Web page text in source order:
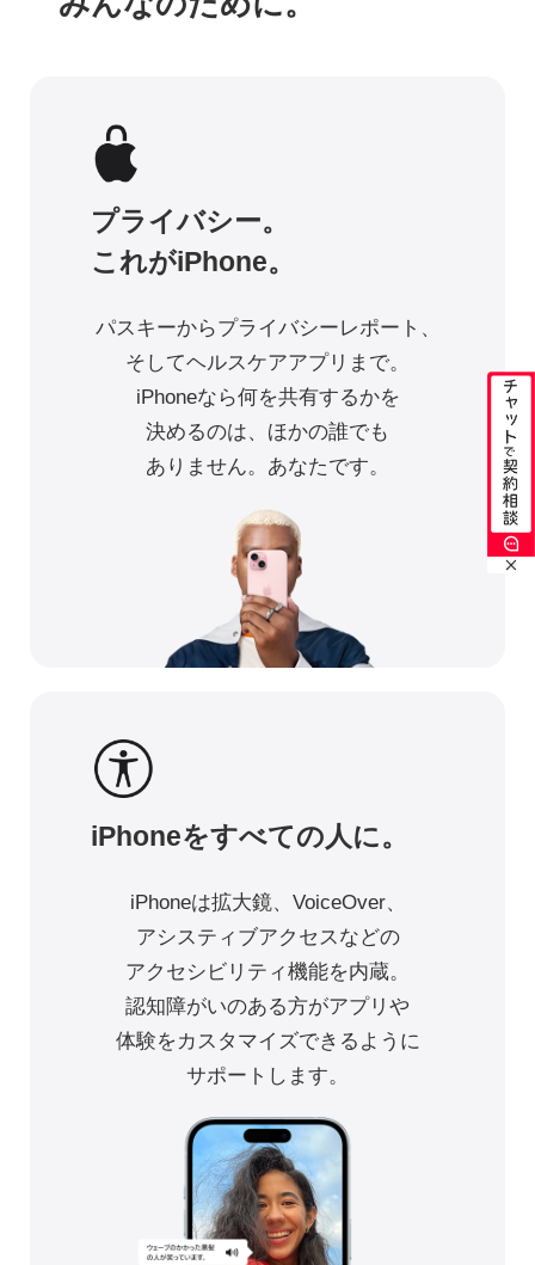
プライバシー。
これがiPhone。
パスキーからプライバシーレポート、
そしてヘルスケアアプリまで。
iPhoneなら何を共有するかを
決めるのは、 ほかの誰でも
ありません。あなたです。
iPhoneをすべての人に。
iPhoneは拡大鏡、VoiceOver、
アシスティブアクセスなどの
アクセシビリティ機能を内蔵。
認知障がいのある方がアプリや
体験をカスタマイズできるように
サポートします。